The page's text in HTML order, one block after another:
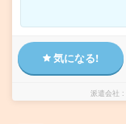
気になる!
派遣会社